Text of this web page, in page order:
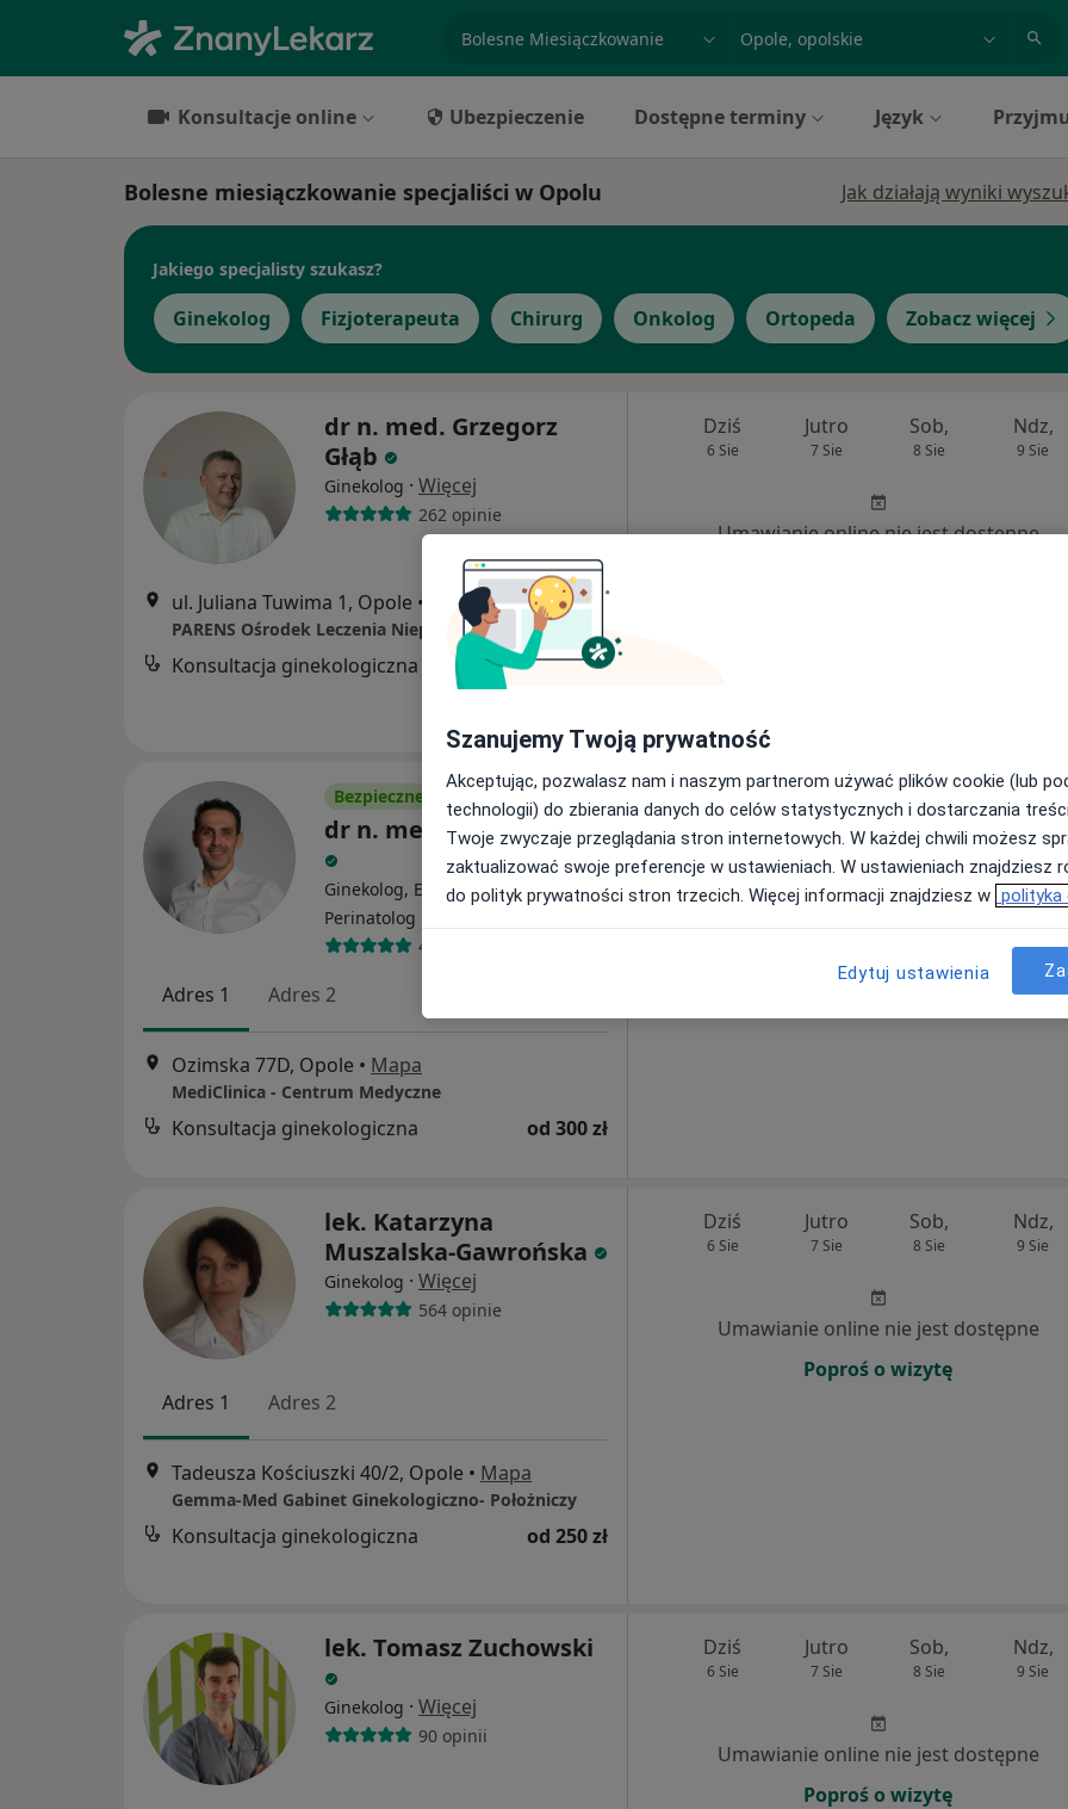
Konsultacje online Ubezpieczenie Dostępne terminy Język
Bolesne miesiączkowanie specjaliści w Opolu Jak działają wyniki
Jakiego specjalisty szukasz?
Ginekolog Fizjoterapeuta Chirurg Onkolog Ortopeda Zobacz więcej
dr n. med. Grzegorz
Głąb
Ginekolog · Więcej
262 opinie
ul. Juliana Tuwima 1, Opole • Mapa
PARENS Ośrodek Leczenia Niepłodności
Konsultacja ginekologiczna Brak ceny
Dziś
6 Sie
Jutro
7 Sie
Sob,
8 Sie
Ndz,
9 Sie
Umawianie online nie jest dostępne
Bezpieczne płatności
dr n. med. Jacek Więcek
Ginekolog, Endokrynolog,
Perinatolog
455 opinii
Adres 1 Adres 2
Ozimska 77D, Opole • Mapa
MediClinica - Centrum Medyczne
Konsultacja ginekologiczna od 300 zł
Dziś
6 Sie
Jutro
7 Sie
Sob,
8 Sie
Ndz,
9 Sie
Umawianie online nie jest dostępne
lek. Katarzyna
Muszalska-Gawrońska
Ginekolog · Więcej
564 opinie
Adres 1 Adres 2
Tadeusza Kościuszki 40/2, Opole • Mapa
Gemma-Med Gabinet Ginekologiczno- Położniczy
Konsultacja ginekologiczna od 250 zł
Dziś
6 Sie
Jutro
7 Sie
Sob,
8 Sie
Ndz,
9 Sie
Umawianie online nie jest dostępne
Poproś o wizytę
lek. Tomasz Zuchowski
Ginekolog · Więcej
90 opinii
Dziś
6 Sie
Jutro
7 Sie
Sob,
8 Sie
Ndz,
9 Sie
Umawianie online nie jest dostępne
Poproś o wizytę
Szanujemy Twoją prywatność
Akceptując, pozwalasz nam i naszym partnerom używać plików cookie (lub
technologii) do zbierania danych do celów statystycznych i dostarczania
Twoje zwyczaje przeglądania stron internetowych. W każdej chwili możesz
zaktualizować swoje preferencje w ustawieniach. W ustawieniach znajdziesz
do polityk prywatności stron trzecich. Więcej informacji znajdziesz w polityka
Edytuj ustawienia